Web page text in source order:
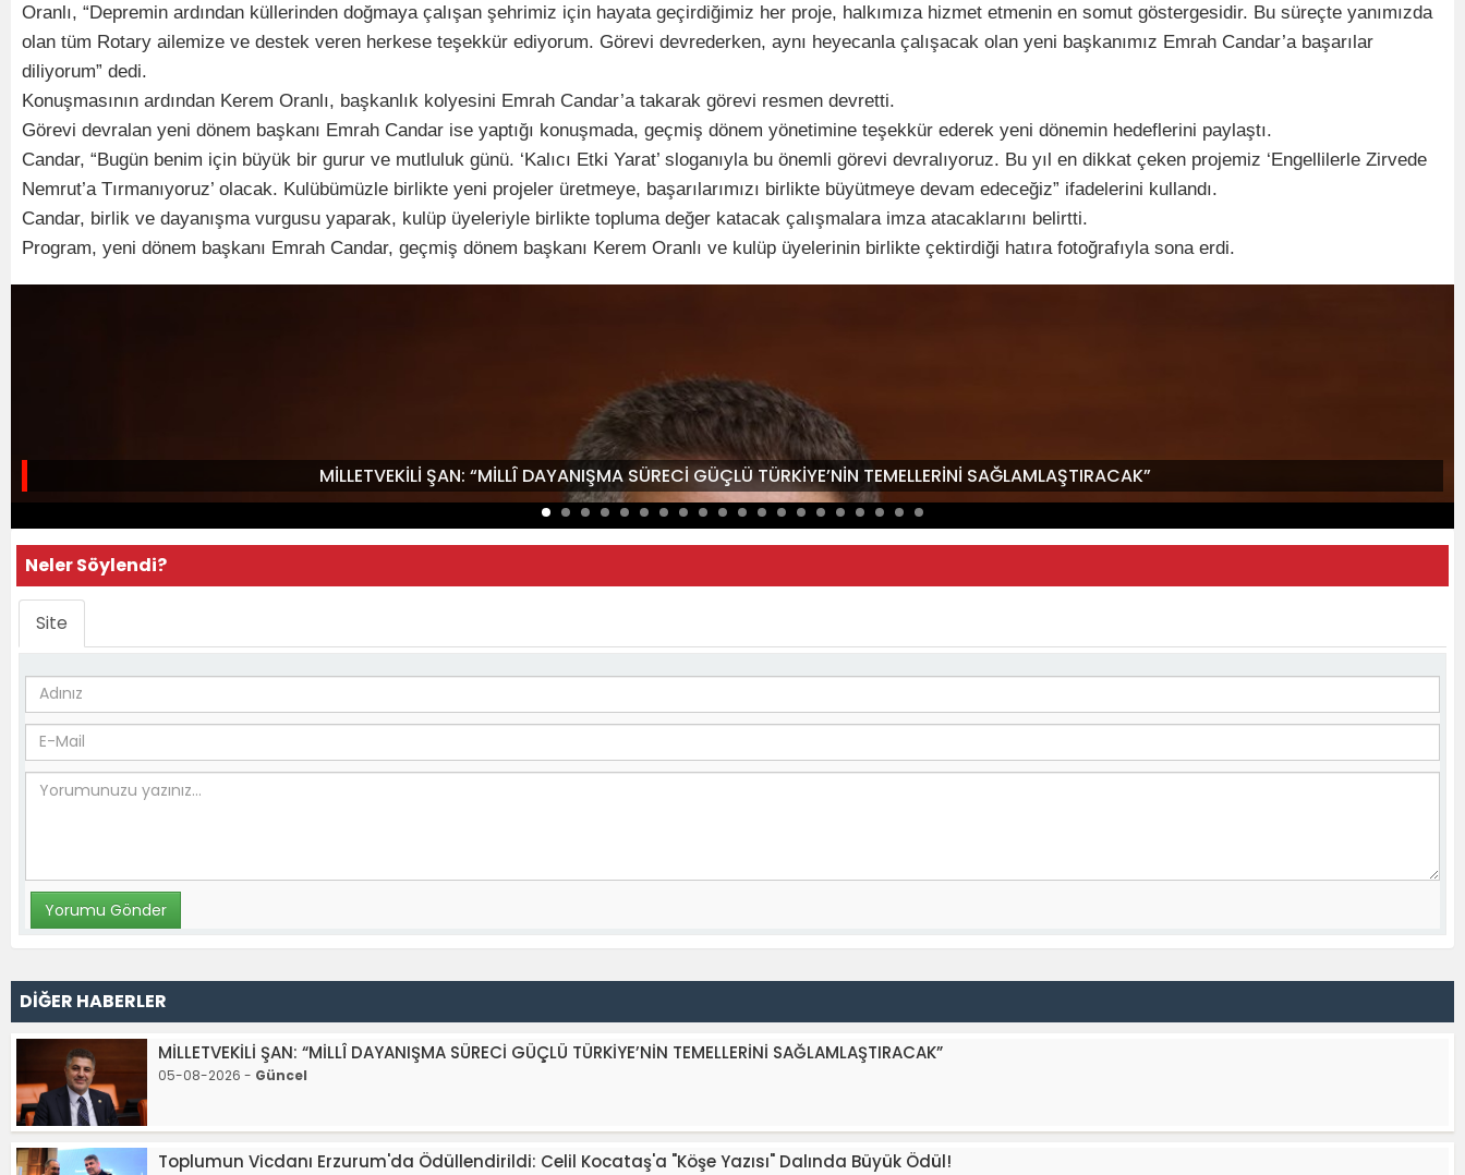
Oranlı, “Depremin ardından küllerinden doğmaya çalışan şehrimiz için hayata geçirdiğimiz her proje, halkımıza hizmet etmenin en somut göstergesidir. Bu süreçte yanımızda
olan tüm Rotary ailemize ve destek veren herkese teşekkür ediyorum. Görevi devrederken, aynı heyecanla çalışacak olan yeni başkanımız Emrah Candar’a başarılar
diliyorum” dedi.
Konuşmasının ardından Kerem Oranlı, başkanlık kolyesini Emrah Candar’a takarak görevi resmen devretti.
Görevi devralan yeni dönem başkanı Emrah Candar ise yaptığı konuşmada, geçmiş dönem yönetimine teşekkür ederek yeni dönemin hedeflerini paylaştı.
Candar, “Bugün benim için büyük bir gurur ve mutluluk günü. ‘Kalıcı Etki Yarat’ sloganıyla bu önemli görevi devralıyoruz. Bu yıl en dikkat çeken projemiz ‘Engellilerle Zirvede
Nemrut’a Tırmanıyoruz’ olacak. Kulübümüzle birlikte yeni projeler üretmeye, başarılarımızı birlikte büyütmeye devam edeceğiz” ifadelerini kullandı.
Candar, birlik ve dayanışma vurgusu yaparak, kulüp üyeleriyle birlikte topluma değer katacak çalışmalara imza atacaklarını belirtti.
Program, yeni dönem başkanı Emrah Candar, geçmiş dönem başkanı Kerem Oranlı ve kulüp üyelerinin birlikte çektirdiği hatıra fotoğrafıyla sona erdi.
MİLLETVEKİLİ ŞAN: “MİLLÎ DAYANIŞMA SÜRECİ GÜÇLÜ TÜRKİYE’NİN TEMELLERİNİ SAĞLAMLAŞTIRACAK”
Neler Söylendi?
Site
DİĞER HABERLER
MİLLETVEKİLİ ŞAN: “MİLLÎ DAYANIŞMA SÜRECİ GÜÇLÜ TÜRKİYE’NİN TEMELLERİNİ SAĞLAMLAŞTIRACAK”
05-08-2026 - Güncel
Toplumun Vicdanı Erzurum'da Ödüllendirildi: Celil Kocataş'a "Köşe Yazısı" Dalında Büyük Ödül!